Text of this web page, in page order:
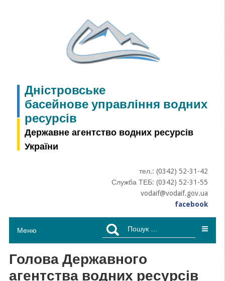
Дністровське
басейнове управління водних
ресурсів
Державне агентство водних ресурсів
України
тел.: (0342) 52-31-42
Служба ТЕБ: (0342) 52-31-55
vodaif@vodaif.gov.ua
facebook
Меню
Пошук:
Голова Державного
агентства водних ресурсів